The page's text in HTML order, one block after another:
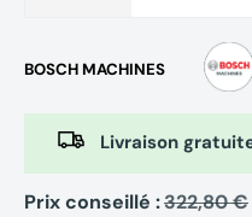
BOSCH MACHINES
Livraison
Prix conseillé :322,80 €